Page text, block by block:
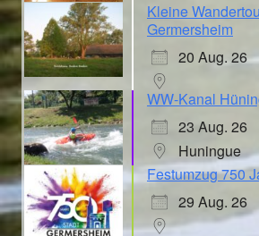
Kleine
Germersheim
20 Aug. 26
WW-Kanal
23 Aug. 26
Huningue
Festumzug 750
29 Aug. 26